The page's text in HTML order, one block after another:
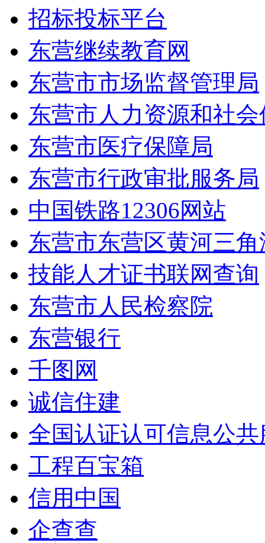
招标投标平台
东营继续教育网
东营市市场监督管理局
东营市人力资源和社
东营市医疗保障局
东营市行政审批服务局
中国铁路12306网站
东营市东营区黄河三
技能人才证书联网查询
东营市人民检察院
东营银行
千图网
诚信住建
全国认证认可信息公
工程百宝箱
信用中国
企查查